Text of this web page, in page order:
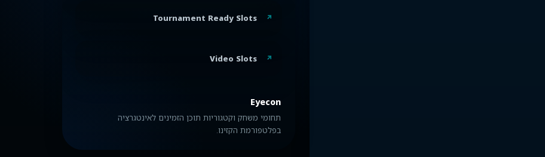
Tournament Ready Slots
Video Slots
Eyecon
תחומי משחק וקטגוריות תוכן הזמינים לאינטגרציה
בפלטפורמת הקזינו.